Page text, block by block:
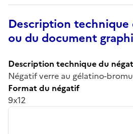
Description
ou du document
Description technique du
Négatif verre au gélatino-
Format du négatif
9x12